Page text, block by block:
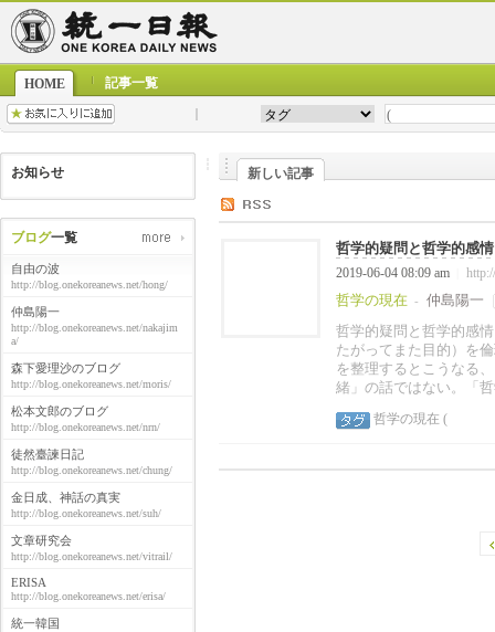
HOME 記事一覧
お知らせ
ブログ一覧
自由の波
http://blog.onekoreanews.net/hong/
仲島陽一
http://blog.onekoreanews.net/nakajim
a/
森下愛理沙のブログ
http://blog.onekoreanews.net/moris/
松本文郎のブログ
http://blog.onekoreanews.net/nrn/
徒然臺諫日記
http://blog.onekoreanews.net/chung/
金日成、神話の真実
http://blog.onekoreanews.net/suh/
文章研究会
http://blog.onekoreanews.net/vitrail/
ERISA
http://blog.onekoreanews.net/erisa/
統一韓国
新しい記事
哲学的疑問と哲学的感情
2019-06-04 08:09 am
哲学の現在 -
仲島陽一
哲学的疑問と哲学的感
たがってまた目的）を
を整理するとこうなる
緒」の話ではない。「
哲学の現在 (